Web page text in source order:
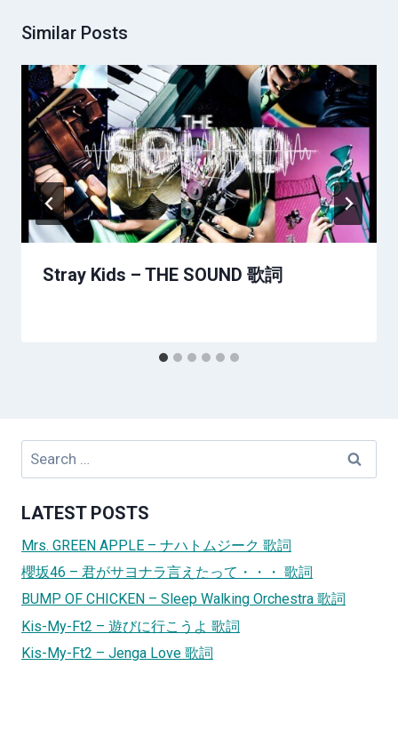
Similar Posts
Stray Kids – THE SOUND 歌詞
Search
LATEST POSTS
Mrs. GREEN APPLE – ナハトムジーク 歌詞
櫻坂46 – 君がサヨナラ言えたって・・・ 歌詞
BUMP OF CHICKEN – Sleep Walking Orchestra 歌詞
Kis-My-Ft2 – 遊びに行こうよ 歌詞
Kis-My-Ft2 – Jenga Love 歌詞